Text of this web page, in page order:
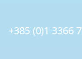
+385 (0)1 3366